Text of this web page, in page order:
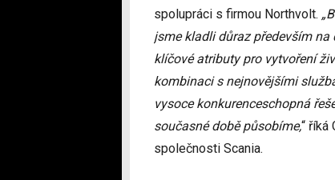
spolupráci s firmou Northvolt.
jsme kladli důraz především
klíčové atributy pro vytvoření
kombinaci s nejnovějšími
vysoce konkurenceschopná
současné době působíme,“ říká
společnosti Scania.